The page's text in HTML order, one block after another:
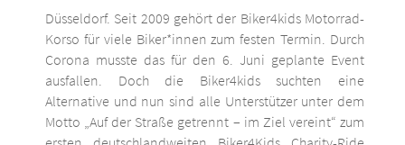
Düsseldorf. Seit 2009 gehört der Biker4kids Motorrad-
Korso für viele Biker*innen zum festen Termin. Durch
Corona musste das für den 6. Juni geplante Event
ausfallen. Doch die Biker4kids suchten eine
Alternative und nun sind alle Unterstützer unter dem
Motto „Auf der Straße getrennt – im Ziel vereint“ zum